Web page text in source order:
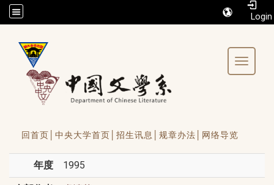
/accesskey"" title="Toolbar">:::
Toggle
回首页│ 中央大学首页│ 招生讯息│ 规章办法│ 网络导览
年度 1995